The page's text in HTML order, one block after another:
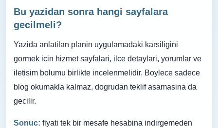
Bu yazidan sonra hangi sayfalara
gecilmeli?
Yazida anlatilan planin uygulamadaki karsiligini
gormek icin hizmet sayfalari, ilce detaylari, yorumlar ve
iletisim bolumu birlikte incelenmelidir. Boylece sadece
blog okumakla kalmaz, dogrudan teklif asamasina da
gecilir.
Sonuc: fiyati tek bir mesafe hesabina indirgemeden